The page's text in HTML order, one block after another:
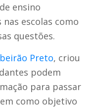
ensino
escolas como
questões.
Preto, criou
podem
para passar
como objetivo